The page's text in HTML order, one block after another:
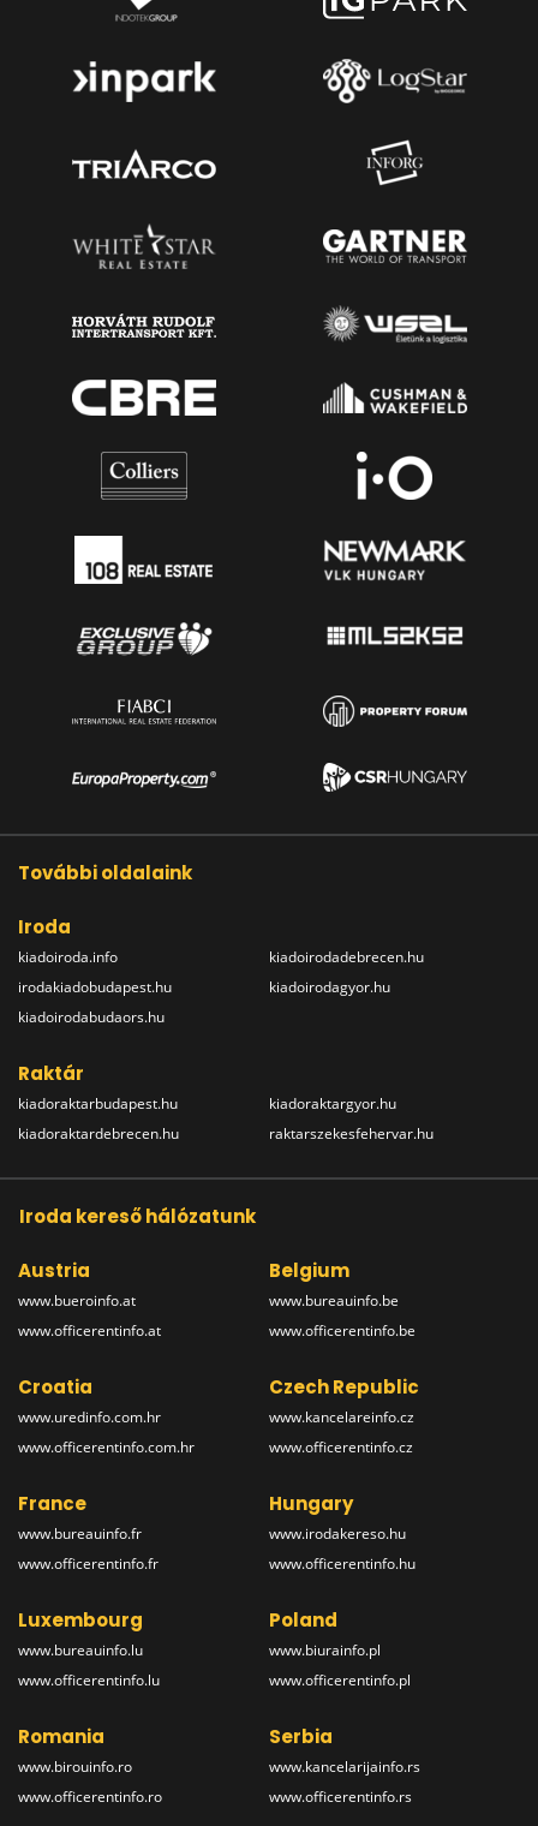
További oldalaink
Iroda
kiadoiroda.info
irodakiadobudapest.hu
kiadoirodabudaors.hu
kiadoirodadebrecen.hu
kiadoirodagyor.hu
Raktár
kiadoraktarbudapest.hu
kiadoraktardebrecen.hu
kiadoraktargyor.hu
raktarszekesfehervar.hu
Iroda kereső hálózatunk
Austria
www.bueroinfo.at
www.officerentinfo.at
Belgium
www.bureauinfo.be
www.officerentinfo.be
Croatia
www.uredinfo.com.hr
www.officerentinfo.com.hr
Czech Republic
www.kancelareinfo.cz
www.officerentinfo.cz
France
www.bureauinfo.fr
www.officerentinfo.fr
Hungary
www.irodakereso.hu
www.officerentinfo.hu
Luxembourg
www.bureauinfo.lu
www.officerentinfo.lu
Poland
www.biurainfo.pl
www.officerentinfo.pl
Romania
www.birouinfo.ro
www.officerentinfo.ro
Serbia
www.kancelarijainfo.rs
www.officerentinfo.rs